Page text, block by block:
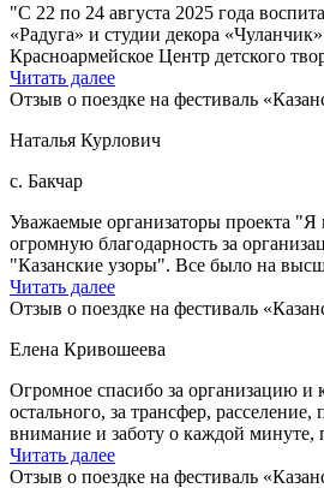
"С 22 по 24 августа 2025 года
«Радуга» и студии декора
Красноармейское Центр детского
Читать далее
Отзыв о поездке на фестиваль
Наталья Курлович
с. Бакчар
Уважаемые организаторы проекта
огромную благодарность за
"Казанские узоры". Все было на
Читать далее
Отзыв о поездке на фестиваль
Елена Кривошеева
Огромное спасибо за организацию и
остального, за трансфер,
внимание и заботу о каждой минуте,
Читать далее
Отзыв о поездке на фестиваль